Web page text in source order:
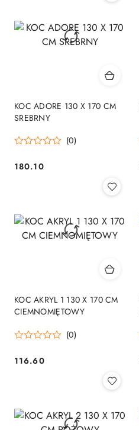
KOC ADORE 130 X 170 CM
SREBRNY
(0)
Cena:
180.10
KOC AKRYL 1 130 X 170 CM
CIEMNOMIĘTOWY
(0)
Cena:
116.60